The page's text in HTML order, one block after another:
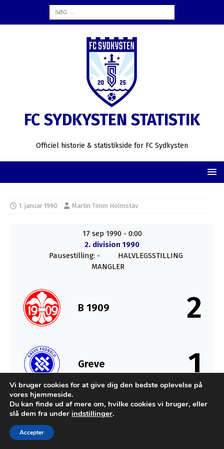
FC SYDKYSTEN STATISTIK
Officiel historie & statistikside for FC Sydkysten
1. januar 1990 Martin Timm Holmstav
17 sep 1990 - 0:00
2. division 1990
Pausestilling: -
HALVLEGSSTILLING
MANGLER
B 1909 2
Greve 1
SLUT
Udviklet af MTH Design for FC Sydkysten Statistik
Vi bruger cookies for at give dig den bedste oplevelse på
vores hjemmeside.
Du kan finde ud af mere om, hvilke cookies vi bruger, eller
slå dem fra under indstillinger.
Accepter